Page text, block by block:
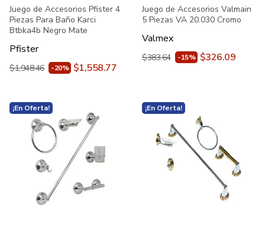
Juego de Accesorios Pfister 4
Piezas Para Baño Karci
Btbka4b Negro Mate
Pfister
$1,948.46 -20% $1,558.77
Juego de Accesorios Valmain
5 Piezas VA 20.030 Cromo
Valmex
$383.64 -15% $326.09
¡En Oferta! ¡En Oferta!